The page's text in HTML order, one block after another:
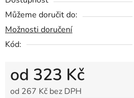
Můžeme doručit do:
Možnosti doručení
Kód:
od 323 Kč
od 267 Kč bez DPH